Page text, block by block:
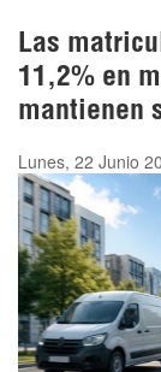
Las
11,2% en
mantienen
Lunes, 22 Junio